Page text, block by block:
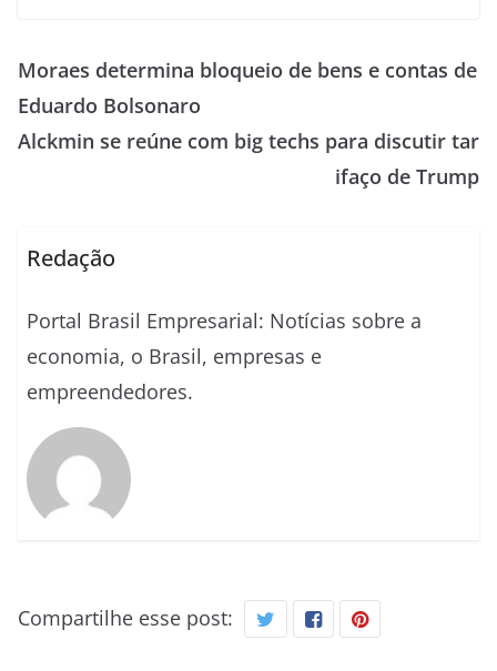
Moraes determina bloqueio de bens e contas de
Eduardo Bolsonaro
Alckmin se reúne com big techs para discutir tar
ifaço de Trump
Redação
Portal Brasil Empresarial: Notícias sobre a
economia, o Brasil, empresas e
empreendedores.
Compartilhe esse post: